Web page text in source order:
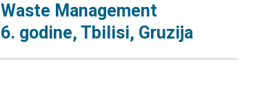
Management
godine, Tbilisi, Gruzija